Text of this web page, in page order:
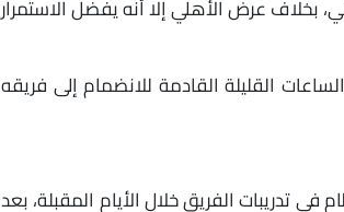
بخلاف عرض الأهلي إلا أنه يفضل الاستمرار
القليلة القادمة للانضمام إلى فريقه
في تدريبات الفريق خلال الأيام المقبلة، بعد